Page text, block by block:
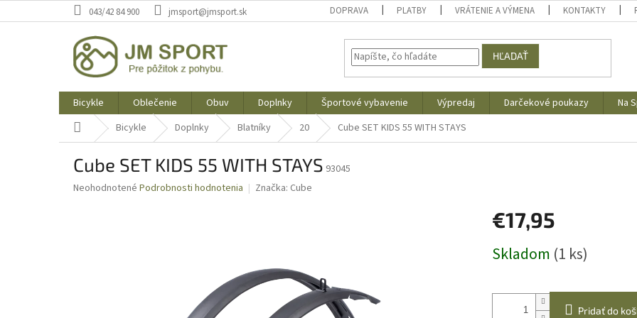
na
043/42 84 900 jmsport@jmsport.sk DOPRAVA PLATBY VRÁTENIE A VÝMENA KONTAKTY
HĽADAŤ
Bicykle Oblečenie Obuv Doplnky Športové vybavenie Výpredaj Darčekové poukazy Na
DomovBicykle Doplnky Blatníky 20 Cube SET KIDS 55 WITH STAYS
Cube SET KIDS 55 WITH STAYS 93045
Priemerné
Neohodnotené Podrobnosti hodnotenia Značka: Cube
€17,95
cena:
Skladom (1 ks)
Pridať do